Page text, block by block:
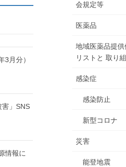
3月分）
害」SNS
情報に
会規定等
医薬品
地域医薬品提
リストと 取り
感染症
感染防止
新型コロナ
災害
能登地震